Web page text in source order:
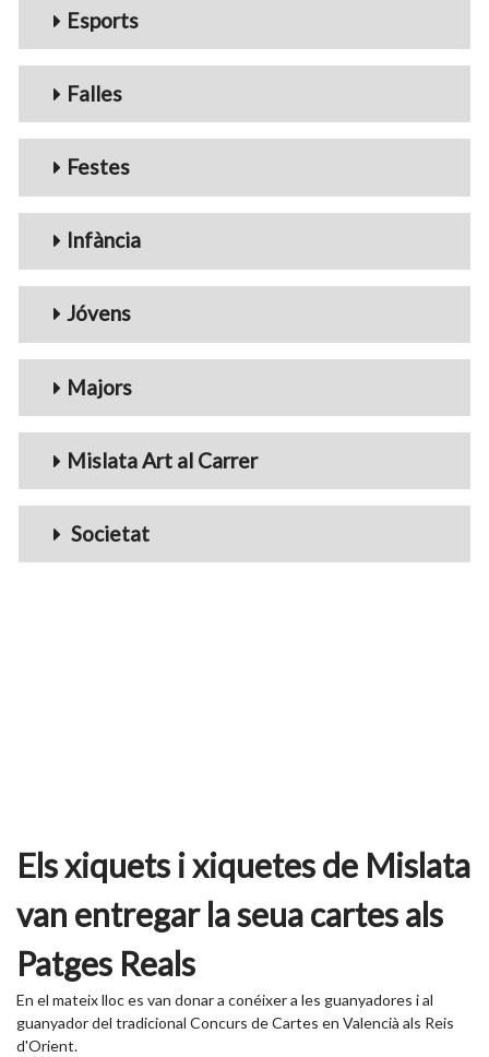
Esports
Falles
Festes
Infància
Jóvens
Majors
Mislata Art al Carrer
Societat
Els xiquets i xiquetes de Mislata
van entregar la seua cartes als
Patges Reals
En el mateix lloc es van donar a conéixer a les guanyadores i al
guanyador del tradicional Concurs de Cartes en Valencià als Reis
d'Orient.